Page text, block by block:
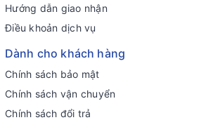
Hướng dẫn giao nhận
Điều khoản dịch vụ
Dành cho khách hàng
Chính sách bảo mật
Chính sách vận chuyển
Chính sách đổi trả